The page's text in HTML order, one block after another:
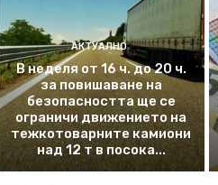
АКТУАЛНО
В неделя от 16 ч. до 20 ч.
за повишаване на
безопасността ще се
ограничи движението на
тежкотоварните камиони
над 12 т в посока...